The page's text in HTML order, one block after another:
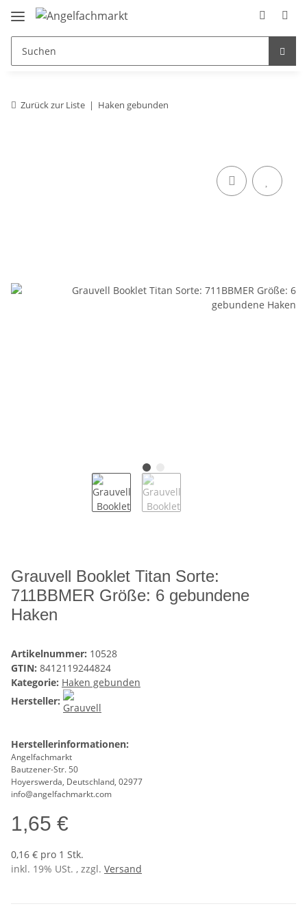
Zurück zur Liste Haken gebunden
Grauvell Booklet Titan Sorte:
711BBMER Größe: 6 gebundene
Haken
Artikelnummer: 10528
GTIN: 8412119244824
Kategorie: Haken gebunden
Hersteller:
Herstellerinformationen:
Angelfachmarkt
Bautzener-Str. 50
Hoyerswerda, Deutschland, 02977
info@angelfachmarkt.com
1,65 €
0,16 € pro 1 Stk.
inkl. 19% USt. , zzgl. Versand